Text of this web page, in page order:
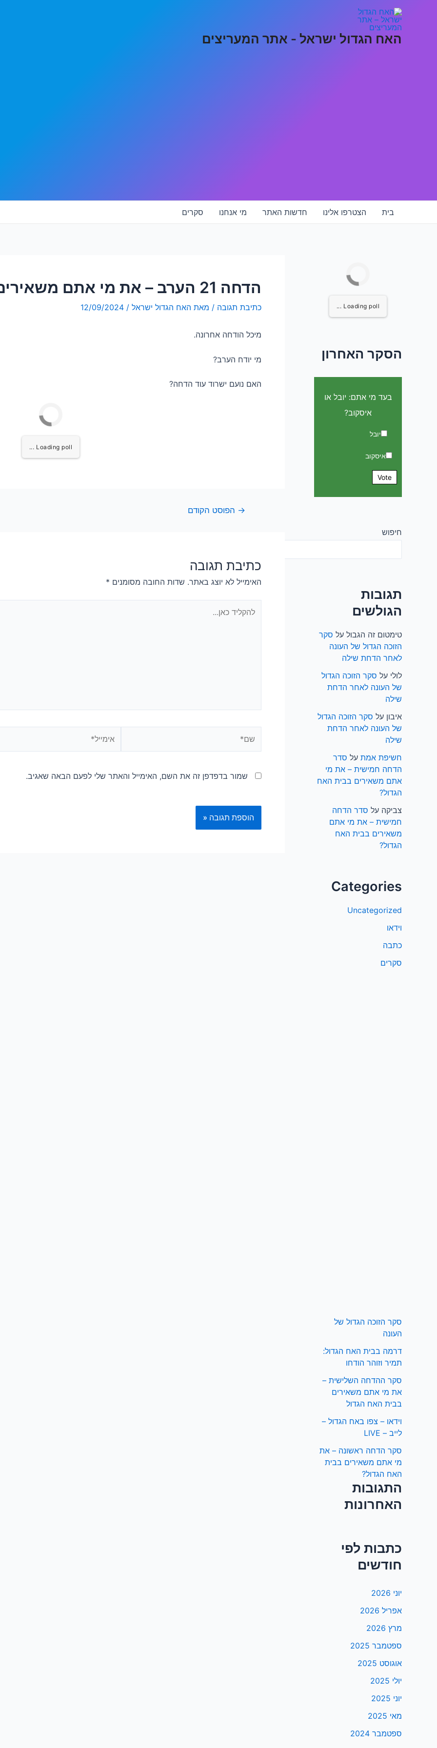
האח הגדול ישראל - אתר המעריצים
בית הצטרפו אלינו חדשות האתר מי אנחנו סקרים
Loading poll ...
הסקר האחרון
בעד מי אתם: יובל או
איסקוב?
יובל
איסקוב
Vote
חיפוש
תגובות
הגולשים
טימטום זה הגבול על סקר
הזוכה הגדול של העונה
לאחר הדחת שילה
לולי על סקר הזוכה הגדול
של העונה לאחר הדחת
שילה
איבון על סקר הזוכה הגדול
של העונה לאחר הדחת
שילה
חשיפת אמת על סדר
הדחה חמישית – את מי
אתם משאירים בבית האח
הגדול?
צביקה על סדר הדחה
חמישית – את מי אתם
משאירים בבית האח
הגדול?
Categories
Uncategorized
וידאו
כתבה
סקרים
סקר הזוכה הגדול של
העונה
דרמה בבית האח הגדול:
תמיר וזוהר הודחו
סקר ההדחה השלישית –
את מי אתם משאירים
בבית האח הגדול
וידאו – צפו באח הגדול –
לייב – LIVE
סקר הדחה ראשונה – את
מי אתם משאירים בבית
האח הגדול?
התגובות
האחרונות
כתבות לפי
חודשים
יוני 2026
אפריל 2026
מרץ 2026
ספטמבר 2025
אוגוסט 2025
יולי 2025
יוני 2025
מאי 2025
ספטמבר 2024
הדחה 21 הערב – את מי אתם משאירים בבית האח הגדול?
כתיבת תגובה / מאת האח הגדול ישראל /
12/09/2024
מיכל הודחה אחרונה.
מי יודח הערב?
האם נועם ישרוד עוד הדחה?
Loading poll ...
→ הפוסט הקודם
כתיבת תגובה
האימייל לא יוצג באתר. שדות החובה מסומנים *
כאן...
שמור בדפדפן זה את השם, האימייל והאתר שלי לפעם הבאה שאגיב.